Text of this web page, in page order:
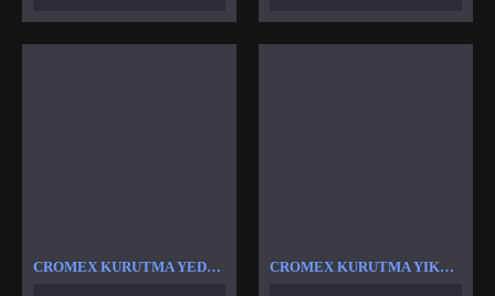
CROMEX KURUTMA YEDEK PARÇA CROMEX KURUTMA YIKAMA REZISTANSLARI